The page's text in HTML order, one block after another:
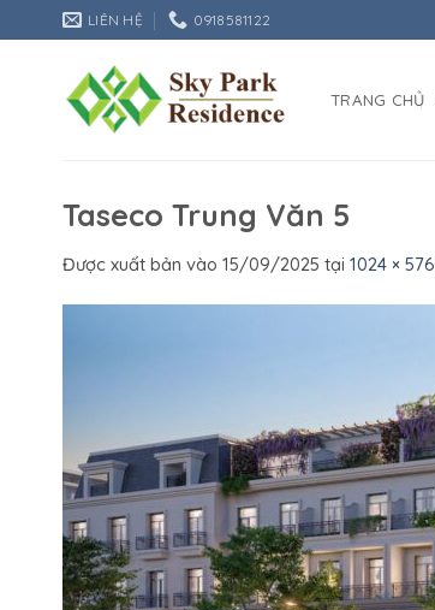
qua
LIÊN HỆ 0918581122
TRANG CHỦ
Taseco Trung Văn 5
Được xuất bản vào 15/09/2025 tại 1024 × 576